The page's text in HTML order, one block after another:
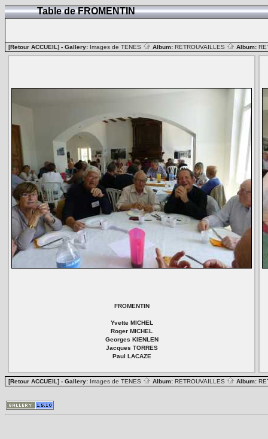
Table de FROMENTIN
[Retour ACCUEIL] - Gallery: Images de TENES Album: RETROUVAILLES Album:
FROMENTIN
Yvette MICHEL
Roger MICHEL
Georges KIENLEN
Jacques TORRES
Paul LACAZE
[Retour ACCUEIL] - Gallery: Images de TENES Album: RETROUVAILLES Album: